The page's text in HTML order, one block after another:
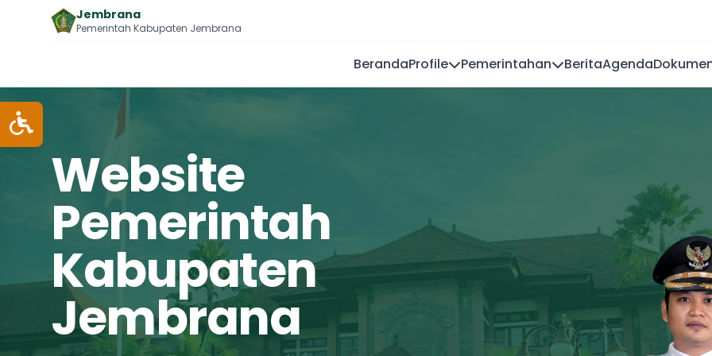
Jembrana
Pemerintah Kabupaten Jembrana
BerandaProfile Pemerintahan BeritaAgenda
Website
Pemerintah
Kabupaten
Jembrana